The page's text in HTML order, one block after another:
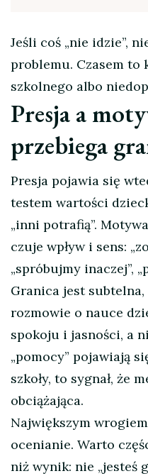
Jeśli coś „nie idzie”,
problemu. Czasem to
szkolnego albo
Presja a
przebiega
Presja pojawia się
testem wartości
„inni potrafią”.
czuje wpływ i sens:
„spróbujmy inaczej”,
Granica jest
rozmowie o nauce
spokoju i jasności, a
„pomocy” pojawiają
szkoły, to sygnał, że
obciążająca.
Największym
ocenianie. Warto
niż wynik: nie „jesteś